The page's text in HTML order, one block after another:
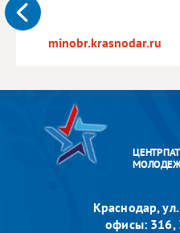
minobr.krasnodar.ru
ЦЕНТР
Краснодар,
офисы: 316,